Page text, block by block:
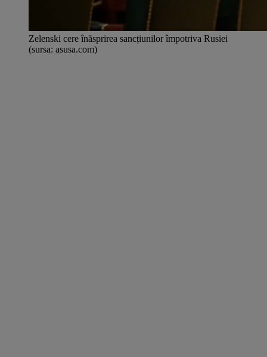
Zelenski cere înăsprirea sancțiunilor împotriva Rusiei
(sursa: asusa.com)